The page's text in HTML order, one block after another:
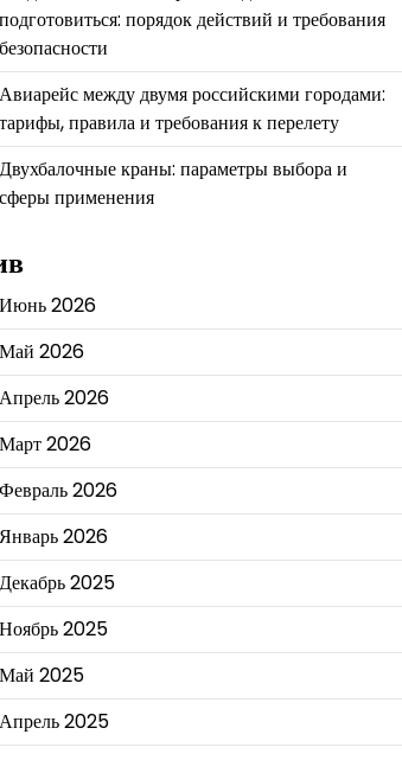
подготовиться: порядок действий и требования
безопасности
Авиарейс между двумя российскими городами:
тарифы, правила и требования к перелету
Двухбалочные краны: параметры выбора и
сферы применения
Июнь 2026
Май 2026
Апрель 2026
Март 2026
Февраль 2026
Январь 2026
Декабрь 2025
Ноябрь 2025
Май 2025
Апрель 2025